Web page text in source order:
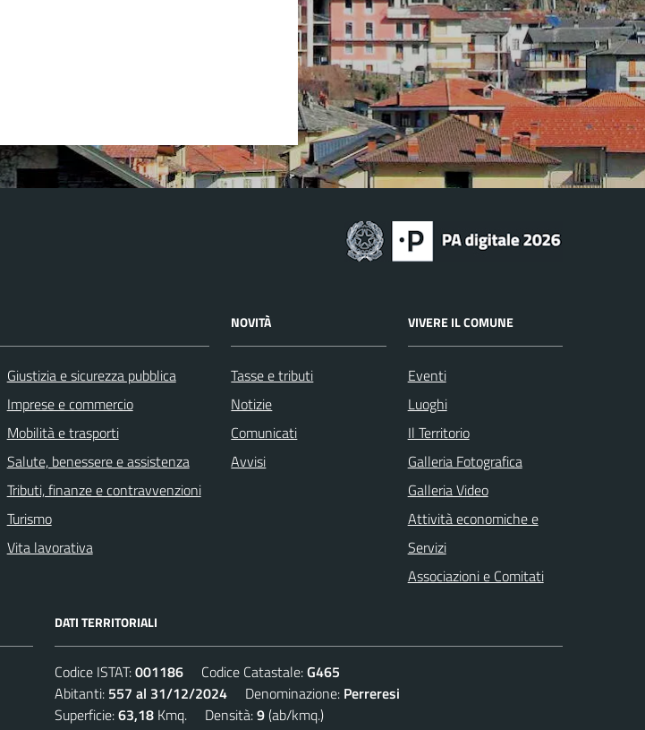
Giustizia e sicurezza pubblica
Imprese e commercio
Mobilità e trasporti
Salute, benessere e assistenza
Tributi, finanze e contravvenzioni
Turismo
Vita lavorativa
NOVITÀ
Tasse e tributi
Notizie
Comunicati
Avvisi
VIVERE IL COMUNE
Eventi
Luoghi
Il Territorio
Galleria Fotografica
Galleria Video
Attività economiche e
Servizi
Associazioni e Comitati
DATI TERRITORIALI
Codice ISTAT:001186 Codice Catastale:G465
Abitanti: 557 al 31/12/2024 Denominazione: Perreresi
Superficie:63,18 Kmq. Densità:9(ab/kmq.)